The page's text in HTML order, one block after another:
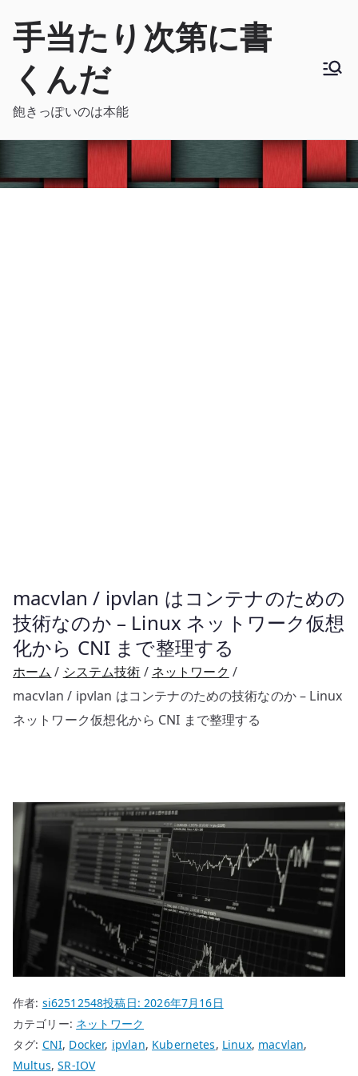
手当たり次第に書
くんだ
飽きっぽいのは本能
macvlan / ipvlan はコンテナのための
技術なのか – Linux ネットワーク仮想
化から CNI まで整理する
ホーム システム技術
ネットワーク
macvlan / ipvlan はコンテナのための技術なのか – Linux
ネットワーク仮想化から CNI まで整理する
作者: si62512548投稿日:2026年7月16日
カテゴリー: ネットワーク
タグ: CNI, Docker, ipvlan, Kubernetes, Linux, macvlan,
Multus,SR-IOV